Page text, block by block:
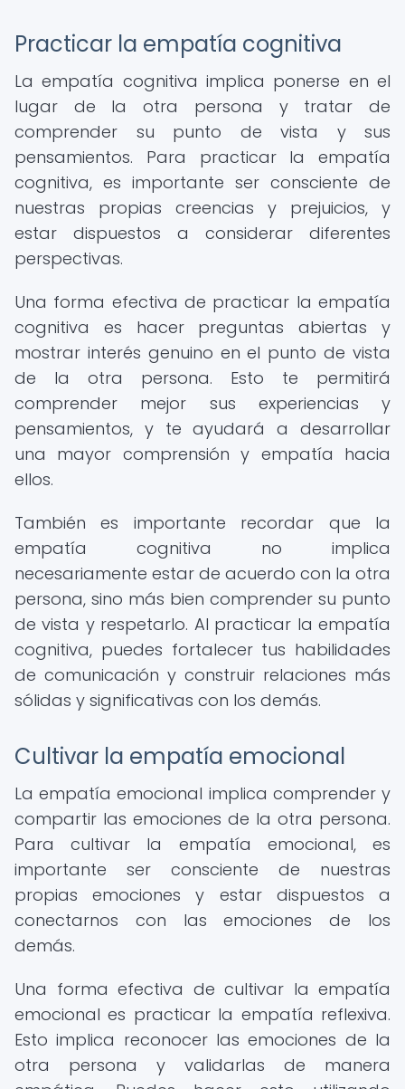
Practicar la empatía cognitiva
La empatía cognitiva implica ponerse en el
lugar de la otra persona y tratar de
comprender su punto de vista y sus
pensamientos. Para practicar la empatía
cognitiva, es importante ser consciente de
nuestras propias creencias y prejuicios, y
estar dispuestos a considerar diferentes
perspectivas.
Una forma efectiva de practicar la empatía
cognitiva es hacer preguntas abiertas y
mostrar interés genuino en el punto de vista
de la otra persona. Esto te permitirá
comprender mejor sus experiencias y
pensamientos, y te ayudará a desarrollar
una mayor comprensión y empatía hacia
ellos.
También es importante recordar que la
empatía cognitiva no implica
necesariamente estar de acuerdo con la otra
persona, sino más bien comprender su punto
de vista y respetarlo. Al practicar la empatía
cognitiva, puedes fortalecer tus habilidades
de comunicación y construir relaciones más
sólidas y significativas con los demás.
Cultivar la empatía emocional
La empatía emocional implica comprender y
compartir las emociones de la otra persona.
Para cultivar la empatía emocional, es
importante ser consciente de nuestras
propias emociones y estar dispuestos a
conectarnos con las emociones de los
demás.
Una forma efectiva de cultivar la empatía
emocional es practicar la empatía reflexiva.
Esto implica reconocer las emociones de la
otra persona y validarlas de manera